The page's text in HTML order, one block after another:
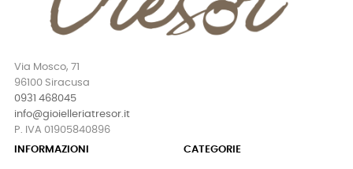
Via Mosco, 71
96100 Siracusa
0931 468045
info@gioielleriatresor.it
P. IVA 01905840896
INFORMAZIONI
CATEGORIE